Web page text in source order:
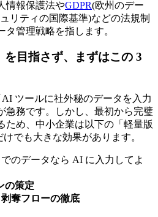
情報保護法やGDPR(欧州のデー
リティの国際基準)などの法規制
管理戦略を指します。
目指さず、まずはこの 3
ツールに社外秘のデータを入力
急務です。しかし、最初から完璧
ため、中小企業は以下の「軽量版
でも大きな効果があります。
でのデータなら AI に入力してよ
の策定
奪フローの徹底